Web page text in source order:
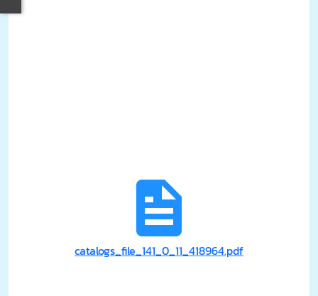
catalogs_file_141_0_11_418964.pdf